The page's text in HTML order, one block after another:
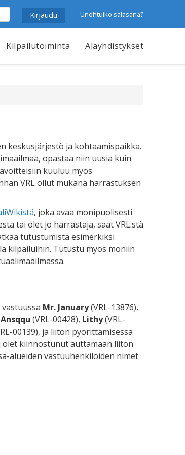
Unohtuiko salasana?
Kilpailutoiminta Alayhdistykset
keskusjärjestö ja kohtaamispaikka.
opastaa niin uusia kuin
kuuluu myös
VRL ollut mukana harrastuksen
, joka avaa monipuolisesti
tai olet jo harrastaja, saat VRL:stä
tutustumista esimerkiksi
kilpailuihin. Tutustu myös moniin
Mr. January(VRL-13876),
Ansqqu (VRL-00428), Lithy(VRL-
00139), ja liiton pyörittämisessä
olet kiinnostunut auttamaan liiton
alueiden vastuuhenkilöiden nimet